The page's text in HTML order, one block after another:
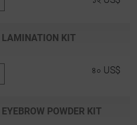
LAMINATION KIT
৪০ US$
EYEBROW POWDER KIT